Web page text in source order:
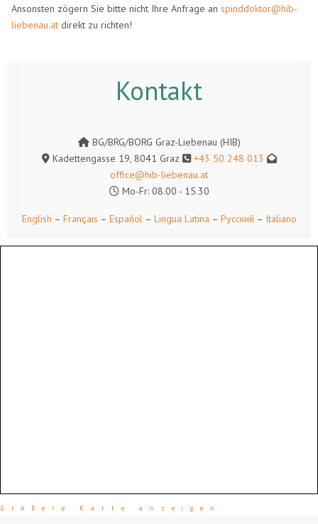
Ansonsten zögern Sie bitte nicht Ihre Anfrage anspinddoktor@hib-
liebenau.at direkt zu richten!
Kontakt
BG/BRG/BORG Graz-Liebenau (HIB)
Kadettengasse 19, 8041 Graz
+43 50 248 013
office@hib-liebenau.at
Mo-Fr: 08.00 - 15.30
English – Français – Español– Lingua Latina – Русский – Italiano
Größere Karte anzeigen